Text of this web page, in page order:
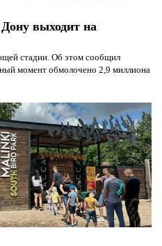
выходит на
стадии. Об этом сообщил
момент обмолочено 2,9 миллиона